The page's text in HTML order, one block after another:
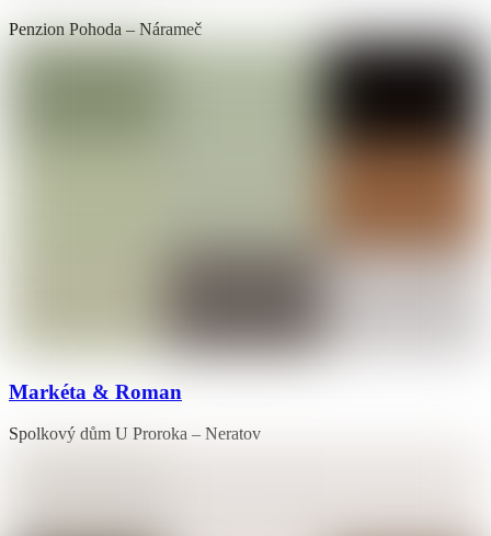
Penzion Pohoda – Nárameč
Markéta & Roman
Spolkový dům U Proroka – Neratov